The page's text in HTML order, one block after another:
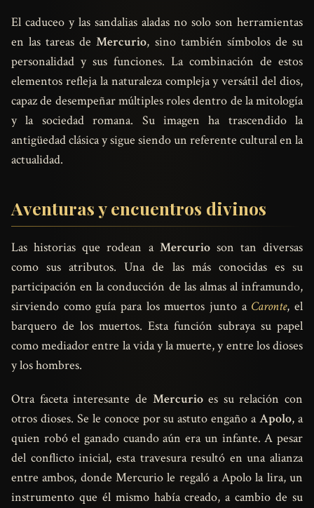
El caduceo y las sandalias aladas no solo son herramientas
en las tareas deMercurio, sino también símbolos de su
personalidad y sus funciones. La combinación de estos
elementos refleja la naturaleza compleja y versátil del dios,
capaz de desempeñar múltiples roles dentro de la mitología
y la sociedad romana. Su imagen ha trascendido la
antigüedad clásica y sigue siendo un referente cultural en la
actualidad.
Aventuras y encuentros divinos
Las historias que rodean a Mercurioson tan diversas
como sus atributos. Una de las más conocidas es su
participación en la conducción de las almas al inframundo,
sirviendo como guía para los muertos junto a Caronte, el
barquero de los muertos. Esta función subraya su papel
como mediador entre la vida y la muerte, y entre los dioses
y los hombres.
Otra faceta interesante de Mercurioes su relación con
otros dioses. Se le conoce por su astuto engaño aApolo, a
quien robó el ganado cuando aún era un infante. A pesar
del conflicto inicial, esta travesura resultó en una alianza
entre ambos, donde Mercurio le regaló a Apolo la lira, un
instrumento que él mismo había creado, a cambio de su